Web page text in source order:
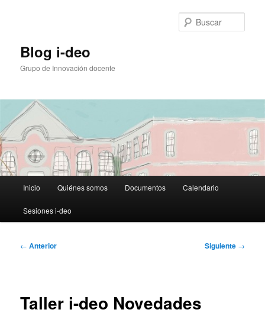
Blog i-deo
Grupo de Innovación docente
principal
Inicio Quiénes somos Documentos Calendario
Sesiones i-deo
Navegación
← Anterior Siguiente →
Taller i-deo Novedades